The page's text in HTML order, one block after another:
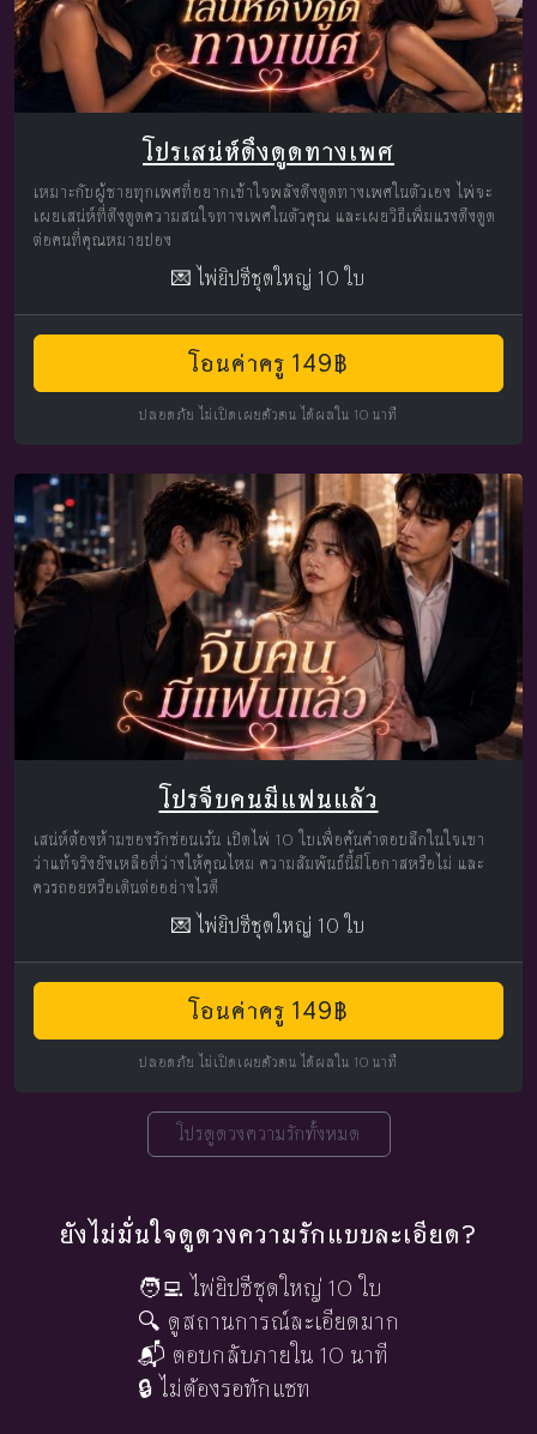
โปรเสน่ห์ดึงดูดทางเพศ
เหมาะกับผู้ชายทุกเพศที่อยากเข้าใจพลังดึงดูดทางเพศในตัวเอง ไพ่จะ
เผยเสน่ห์ที่ดึงดูดความสนใจทางเพศในตัวคุณ และเผยวิธีเพิ่มแรงดึงดูด
ต่อคนที่คุณหมายปอง
💌 ไพ่ยิปซีชุดใหญ่ 10 ใบ
โอนค่าครู 149฿
ปลอดภัย ไม่เปิดเผยตัวตน ได้ผลใน 10 นาที
โปรจีบคนมีแฟนแล้ว
เสน่ห์ต้องห้ามของรักซ่อนเร้น เปิดไพ่ 10 ใบเพื่อค้นคำตอบลึกในใจเขา
ว่าแท้จริงยังเหลือที่ว่างให้คุณไหม ความสัมพันธ์นี้มีโอกาสหรือไม่ และ
ควรถอยหรือเดินต่ออย่างไรดี
💌 ไพ่ยิปซีชุดใหญ่ 10 ใบ
โอนค่าครู 149฿
ปลอดภัย ไม่เปิดเผยตัวตน ได้ผลใน 10 นาที
โปรดูดวงความรักทั้งหมด
ยังไม่มั่นใจดูดวงความรักแบบละเอียด?
🧑‍💻 ไพ่ยิปซีชุดใหญ่ 10 ใบ
🔍 ดูสถานการณ์ละเอียดมาก
📬 ตอบกลับภายใน 10 นาที
🔒 ไม่ต้องรอทักแชท